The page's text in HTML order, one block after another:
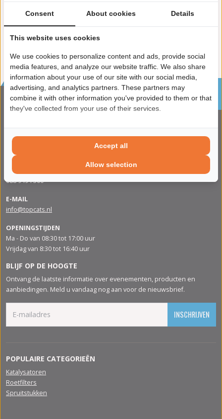
Origineel nummers Levering
Sinds 2002 de specialist in katalysatoren en
roetfilters
CONTACTGEGVENS
Apolloweg 88
8239 DA Lelystad
TELEFOON
088 9494 500
E-MAIL
info@topcats.nl
OPENINGSTIJDEN
Ma - Do van 08:30 tot 17:00 uur
Vrijdag van 8:30 tot 16:40 uur
BLIJF OP DE HOOGTE
Ontvang de laatste informatie over evenementen, producten en
aanbiedingen. Meld u vandaag nog aan voor de nieuwsbrief.
INSCHRIJVEN
POPULAIRE CATEGORIEËN
Katalysatoren
Roetfilters
Spruitstukken
Consent About cookies Details
This website uses cookies
We use cookies to personalize content and ads, provide social
media features, and analyze our website traffic. We also share
information about your use of our site with our social media,
advertising, and analytics partners. These partners may
combine it with other information you've provided to them or that
they've collected from your use of their services.
Allow selection
Accept all